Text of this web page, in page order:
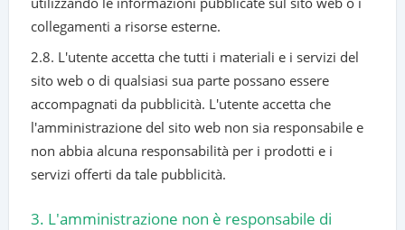
collegamenti a risorse esterne.
2.8. L'utente accetta che tutti i materiali e i servizi del
sito web o di qualsiasi sua parte possano essere
accompagnati da pubblicità. L'utente accetta che
l'amministrazione del sito web non sia responsabile e
non abbia alcuna responsabilità per i prodotti e i
servizi offerti da tale pubblicità.
3. L'amministrazione non è responsabile di